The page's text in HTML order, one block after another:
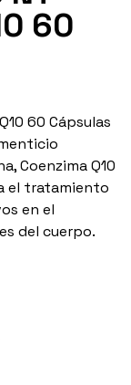
60
60 Cápsulas
Coenzima Q10
el tratamiento
en el
del cuerpo.